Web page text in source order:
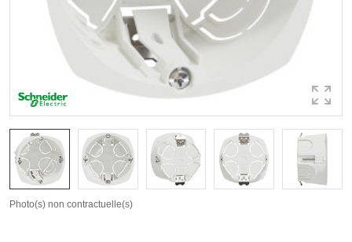
Photo(s) non contractuelle(s)